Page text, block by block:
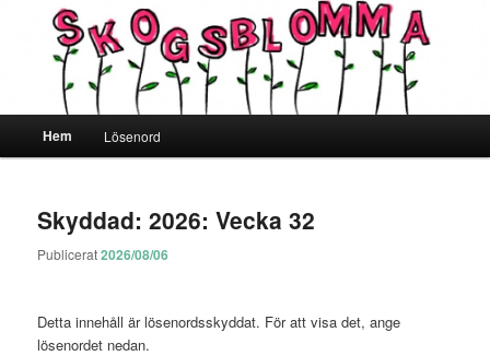
Skogsblomma
Huvudmeny
Hoppa till primärt innehåll
Hoppa till sekundärt innehåll
Hem Lösenord
Skyddad: 2026: Vecka 32
Publicerat2026/08/06
Detta innehåll är lösenordsskyddat. För att visa det, ange
lösenordet nedan.